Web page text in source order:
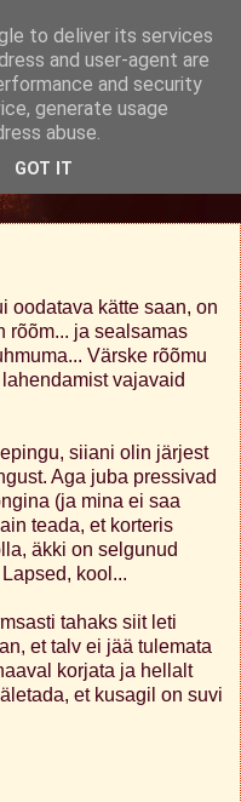
oodatava kätte saan, on
rõõm... ja sealsamas
Värske rõõmu
vajavaid
siiani olin järjest
Aga juba pressivad
(ja mina ei saa
teada, et korteris
äkki on selgunud
kool...
tahaks siit leti
et talv ei jää tulemata
korjata ja hellalt
et kusagil on suvi
to deliver its services
and user-agent are
and security
generate usage
abuse.
GOT IT